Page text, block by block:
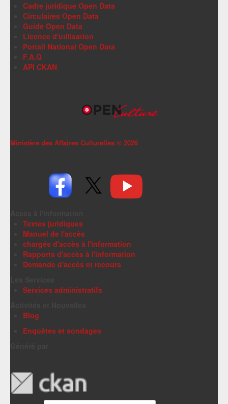
Cadre juridique Open Data
Circulaires Open Data
Guide Open Data
Licence d'utilisation
Portail National Open Data
F.A.Q
API CKAN
Ministère des Affaires Culturelles © 2026
Textes juridiques
Manuel de l'accès
chargés d'accès à l'information
Rapports d'accès à l'information
Demande d'accès et recours
Services administratifs
Blog
Enquêtes et sondages